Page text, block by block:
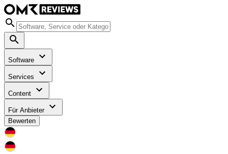
Software
Services
Content
Für Anbieter
Bewerten